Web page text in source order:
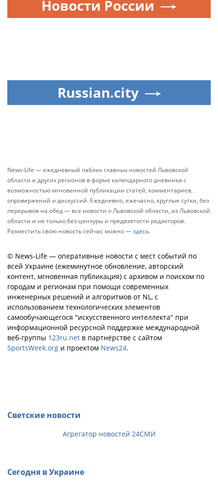
Новости России
Russian.city
News-Life — ежедневный паблик главных новостей Львовской
области и других регионов в форме календарного дневника с
возможностью мгновенной публикации статей, комментариев,
опровержений и дискуссий. Ежедневно, ежечасно, круглые сутки, без
перерывов на обед — все новости о Львовской области, из Львовской
области и не только без цензуры и предвзятости редакторов.
Разместить свою новость сейчас можно —здесь.
© News-Life — оперативные новости с мест событий по
всей Украине (ежеминутное обновление, авторский
контент, мгновенная публикация) с архивом и поиском по
городам и регионам при помощи современных
инженерных решений и алгоритмов от NL, с
использованием технологических элементов
самообучающегося "искусственного интеллекта" при
информационной ресурсной поддержке международной
веб-группы 123ru.net в партнёрстве с сайтом
SportsWeek.org и проектом News24.
Светские новости
Агрегатор новостей 24СМИ
Сегодня в Украине